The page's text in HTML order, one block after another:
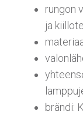
rungon
ja
brändi: